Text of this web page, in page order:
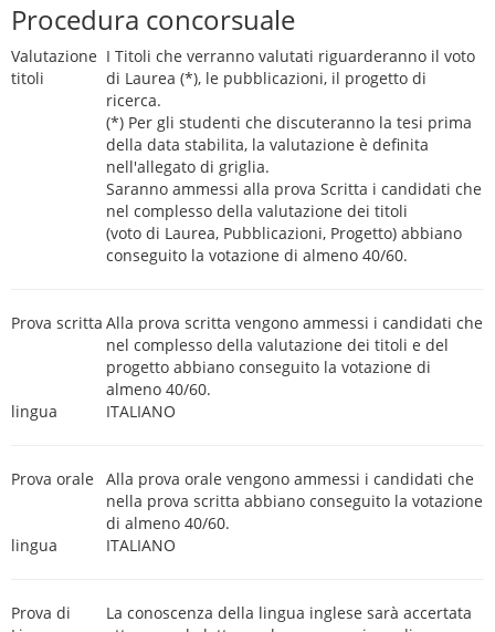
Procedura concorsuale
Valutazione
titoli
I Titoli che verranno valutati riguarderanno il voto
di Laurea (*), le pubblicazioni, il progetto di
ricerca.
(*) Per gli studenti che discuteranno la tesi prima
della data stabilita, la valutazione è definita
nell'allegato di griglia.
Saranno ammessi alla prova Scritta i candidati che
nel complesso della valutazione dei titoli
(voto di Laurea, Pubblicazioni, Progetto) abbiano
conseguito la votazione di almeno 40/60.
Prova scritta Alla prova scritta vengono ammessi i candidati che
nel complesso della valutazione dei titoli e del
progetto abbiano conseguito la votazione di
almeno 40/60.
lingua
ITALIANO
Prova orale
Alla prova orale vengono ammessi i candidati che
nella prova scritta abbiano conseguito la votazione
di almeno 40/60.
lingua
ITALIANO
Prova di
La conoscenza della lingua inglese sarà accertata